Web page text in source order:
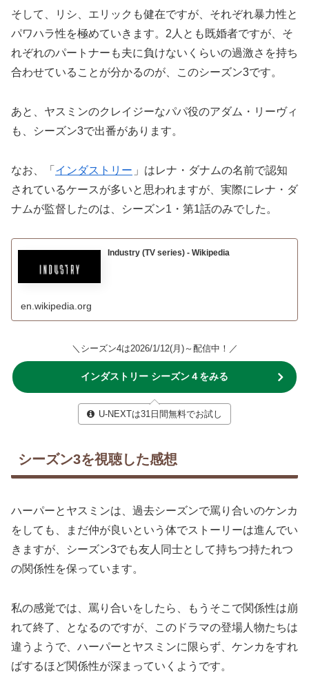
そして、リシ、エリックも健在ですが、それぞれ暴力性と
パワハラ性を極めていきます。2人とも既婚者ですが、そ
れぞれのパートナーも夫に負けないくらいの過激さを持ち
合わせていることが分かるのが、このシーズン3です。
あと、ヤスミンのクレイジーなパパ役のアダム・リーヴィ
も、シーズン3で出番があります。
なお、「 インダストリー 」はレナ・ダナムの名前で認知
されているケースが多いと思われますが、実際にレナ・ダ
ナムが監督したのは、シーズン1・第1話のみでした。
Industry (TV series) - Wikipedia
en.wikipedia.org
＼シーズン4は2026/1/12(月)～配信中！／
インダストリー シーズン４をみる
U-NEXTは31日間無料でお試し
シーズン3を視聴した感想
ハーパーとヤスミンは、過去シーズンで罵り合いのケンカ
をしても、まだ仲が良いという体でストーリーは進んでい
きますが、シーズン3でも友人同士として持ちつ持たれつ
の関係性を保っています。
私の感覚では、罵り合いをしたら、もうそこで関係性は崩
れて終了、となるのですが、このドラマの登場人物たちは
違うようで、ハーパーとヤスミンに限らず、ケンカをすれ
ばするほど関係性が深まっていくようです。